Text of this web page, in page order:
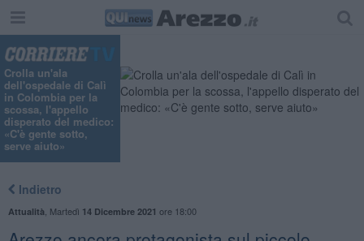
Crolla un'ala
dell'ospedale di Calì
in Colombia per la
scossa, l'appello
disperato del medico:
«C'è gente sotto,
serve aiuto»
Indietro
Attualità Martedì 14 Dicembre 2021 ore 18:00